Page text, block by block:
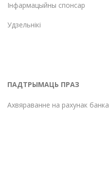
Інфармацыйны спонсар
Удзельнікі
ПАДТРЫМАЦЬ ПРАЗ
Ахвяраванне на рахунак банка